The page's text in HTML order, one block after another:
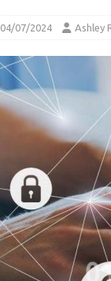
04/07/2024 Ashley